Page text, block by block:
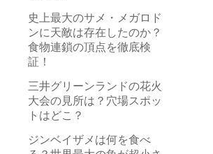
史上最大のサメ・メガロド
ンに天敵は存在したのか？
食物連鎖の頂点を徹底検
証！
三井グリーンランドの花火
大会の見所は？穴場スポッ
トはどこ？
ジンベイザメは何を食べ